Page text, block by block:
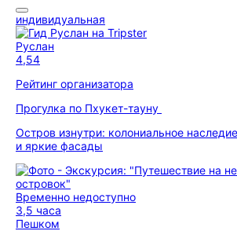
индивидуальная
Руслан
4,54
Рейтинг организатора
Прогулка по Пхукет-тауну
Остров изнутри: колониальное
и яркие фасады
Временно недоступно
3,5 часа
Пешком